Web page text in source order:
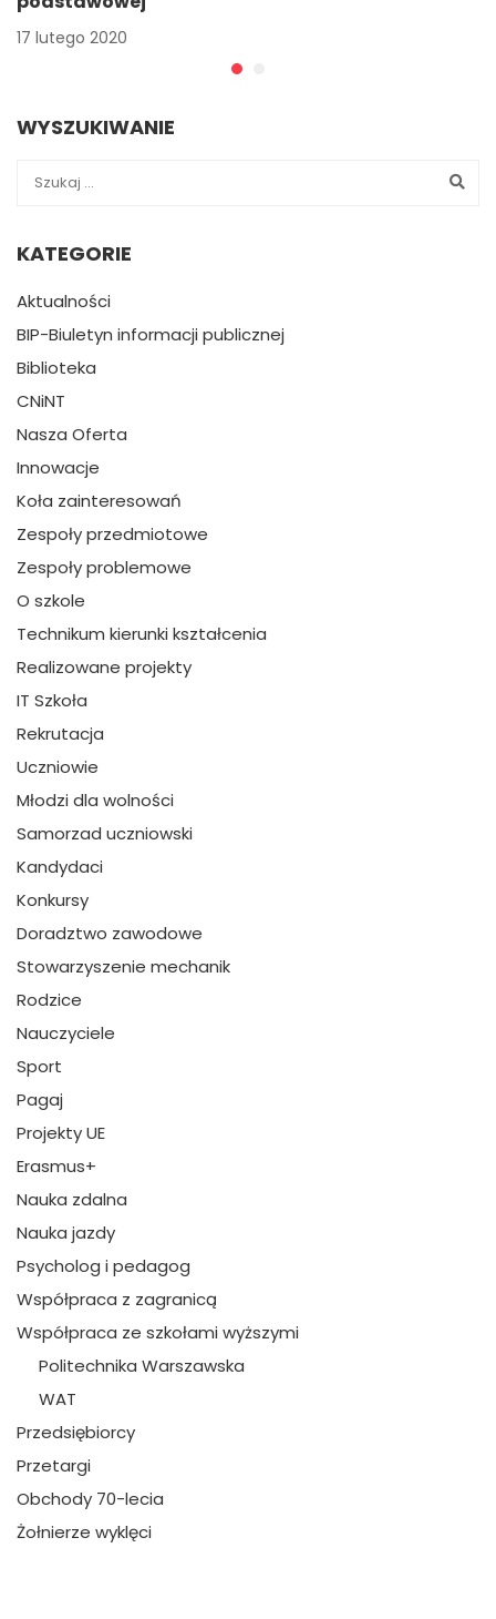
17 lutego 2020
WYSZUKIWANIE
KATEGORIE
Aktualności
BIP-Biuletyn informacji publicznej
Biblioteka
CNiNT
Nasza Oferta
Innowacje
Koła zainteresowań
Zespoły przedmiotowe
Zespoły problemowe
O szkole
Technikum kierunki kształcenia
Realizowane projekty
IT Szkoła
Rekrutacja
Uczniowie
Młodzi dla wolności
Samorzad uczniowski
Kandydaci
Konkursy
Doradztwo zawodowe
Stowarzyszenie mechanik
Rodzice
Nauczyciele
Sport
Pagaj
Projekty UE
Erasmus+
Nauka zdalna
Nauka jazdy
Psycholog i pedagog
Współpraca z zagranicą
Współpraca ze szkołami wyższymi
Politechnika Warszawska
WAT
Przedsiębiorcy
Przetargi
Obchody 70-lecia
Żołnierze wyklęci